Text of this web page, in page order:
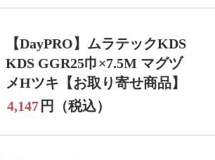
【DayPRO】ムラテックKDS
KDS GGR25巾×7.5M マグヅ
メHツキ【お取り寄せ商品】
4,147 円（税込）